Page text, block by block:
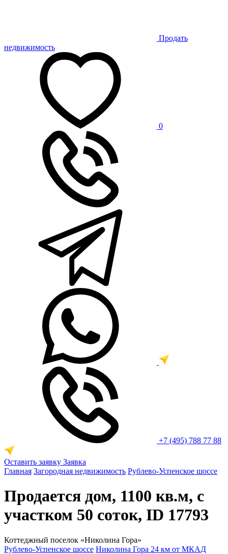
Продать
недвижимость
0
+7 (495) 788 77 88
Оставить заявку Заявка
Главная Загородная недвижимость Рублево-Успенское шоссе
Продается дом, 1100 кв.м, с
участком 50 соток, ID 17793
Коттеджный поселок «Николина Гора»
Рублево-Успенское шоссе Николина Гора 24 км от МКАД